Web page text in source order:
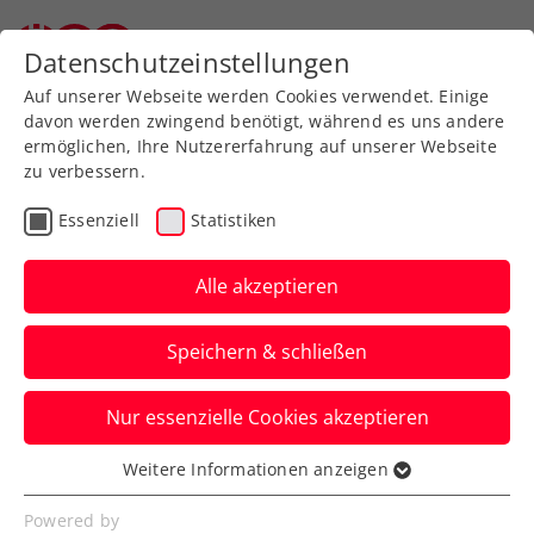
Aktuelle News
News filtern
Datenschutzeinstellungen
Auf unserer Webseite werden Cookies verwendet. Einige
davon werden zwingend benötigt, während es uns andere
ermöglichen, Ihre Nutzererfahrung auf unserer Webseite
zu verbessern.
Essenziell Statistiken
Alle akzeptieren
Speichern & schließen
Nur essenzielle Cookies akzeptieren
Essenziell
Essenzielle Cookies werden für grundlegende
Weitere Informationen anzeigen
Powered by